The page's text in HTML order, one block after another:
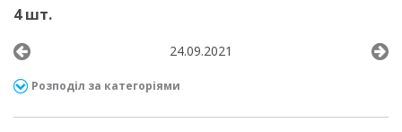
4 шт.
24.09.2021
Розподіл за категоріями